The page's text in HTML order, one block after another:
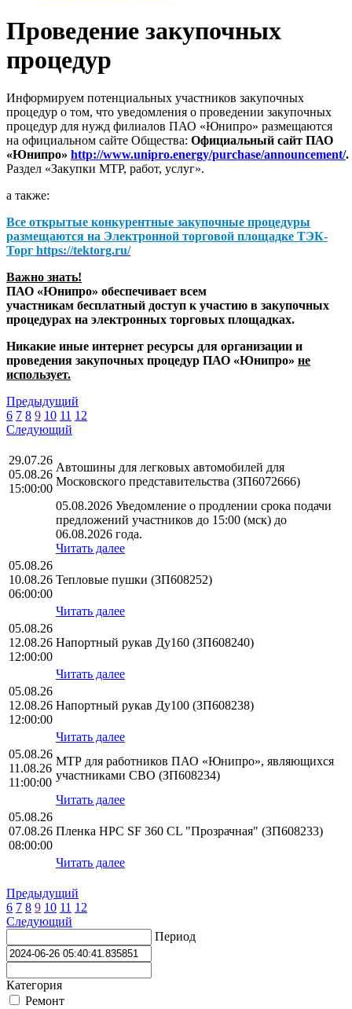
Проведение закупочных
процедур
Информируем потенциальных участников закупочных
процедур о том, что уведомления о проведении закупочных
процедур для нужд филиалов ПАО «Юнипро» размещаются
на официальном сайте Общества: Официальный сайт ПАО
«Юнипро» http://www.unipro.energy/purchase/announcement/.
Раздел «Закупки МТР, работ, услуг».
а также:
Все открытые конкурентные закупочные процедуры
размещаются на Электронной торговой площадке ТЭК-
Торг https://tektorg.ru/
Важно знать!
ПАО «Юнипро» обеспечивает всем
участникам бесплатный доступ к участию в закупочных
процедурах на электронных торговых площадках.
Никакие иные интернет ресурсы для организации и
проведения закупочных процедур ПАО «Юнипро» не
использует.
Предыдущий
6 7 8 9 10 11 12
Следующий
29.07.26
05.08.26
15:00:00
Автошины для легковых автомобилей для
Московского представительства (ЗП6072666)
05.08.2026 Уведомление о продлении срока подачи
предложений участников до 15:00 (мск) до
06.08.2026 года.
Читать далее
05.08.26
10.08.26
06:00:00
Тепловые пушки (ЗП608252)
Читать далее
05.08.26
12.08.26
12:00:00
Напортный рукав Ду160 (ЗП608240)
Читать далее
05.08.26
12.08.26
12:00:00
Напортный рукав Ду100 (ЗП608238)
Читать далее
05.08.26
11.08.26
11:00:00
МТР для работников ПАО «Юнипро», являющихся
участниками СВО (ЗП608234)
Читать далее
05.08.26
07.08.26
08:00:00
Пленка HPС SF 360 CL "Прозрачная" (ЗП608233)
Читать далее
Предыдущий
6 7 8 9 10 11 12
Следующий
Период
Категория
Ремонт